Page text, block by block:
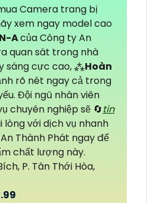
Camera trang bị
xem ngay model cao
Acủa Công ty An
quan sát trong nhà
sáng cực cao, ⁂Hoàn
rõ nét ngay cả trong
Đội ngũ nhân viên
chuyên nghiệp sẽ 🔄tin
với dịch vụ nhanh
Thành Phát ngay để
chất lượng này.
P. Tân Thới Hòa,